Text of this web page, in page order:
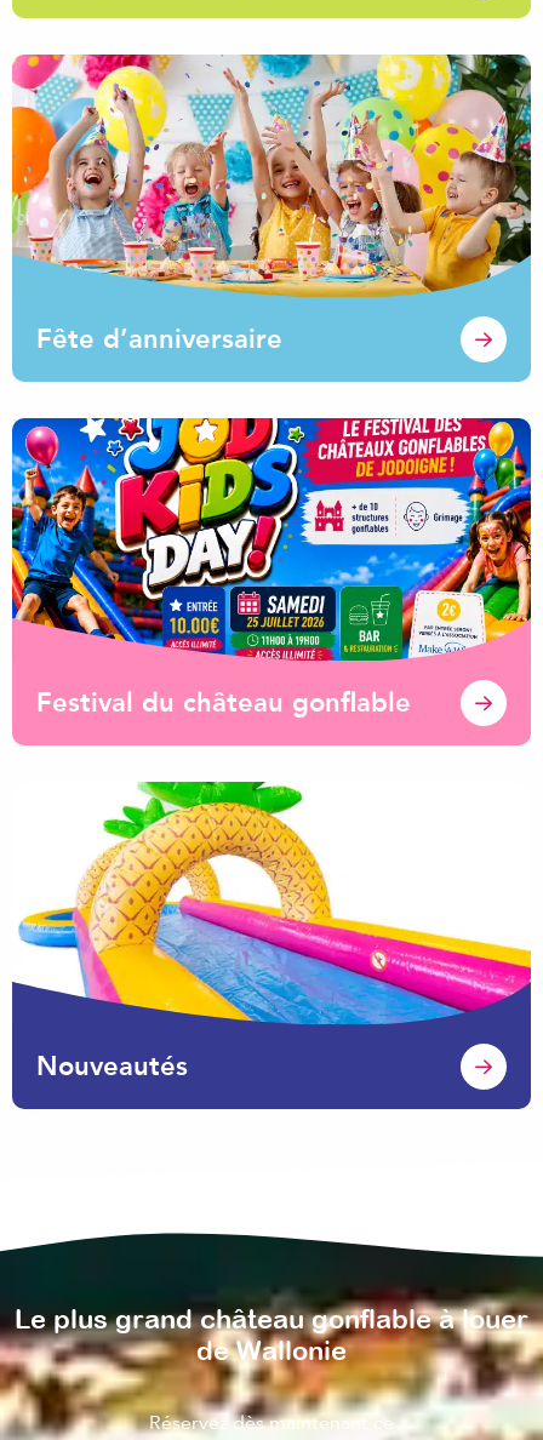
Fête d’anniversaire
Festival du château gonflable
Nouveautés
Le plus grand château gonflable à louer
de Wallonie
Réservez dès maintenant ce